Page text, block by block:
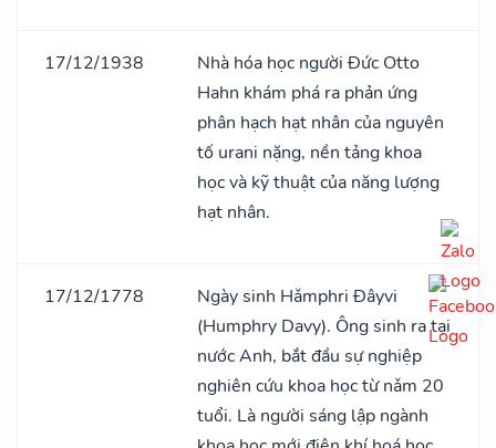
17/12/1938
Nhà hóa học người Đức Otto
Hahn khám phá ra phản ứng
phân hạch hạt nhân của nguyên
tố urani nặng, nền tảng khoa
học và kỹ thuật của năng lượng
hạt nhân.
17/12/1778
Ngày sinh Hǎmphri Đâyvi
(Humphry Davy). Ông sinh ra tại
nước Anh, bắt đầu sự nghiệp
nghiên cứu khoa học từ nǎm 20
tuổi. Là người sáng lập ngành